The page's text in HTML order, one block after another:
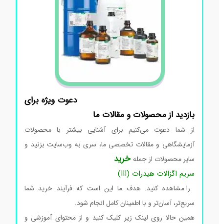
دعوت ویژه برای
بازدید از محصولات و مقالات ما
از شما دعوت می‌کنیم برای آشنایی بیشتر با محصولات
آزمایشگاهی و مقالات تخصصی ما، سری به وب‌سایت بزنید و
سایر محصولات از جملهخرید
سریم اگزالات هیدرات (III)
را مشاهده کنید. هدف ما این است که فرآیند خرید شما
سریع‌تر، آسان‌تر و با اطمینان کامل انجام شود.
همین حالا روی لینک زیر کلیک کنید و از محتوای آموزشی و